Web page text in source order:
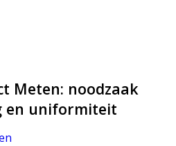
Meten: noodzaak
en uniformiteit